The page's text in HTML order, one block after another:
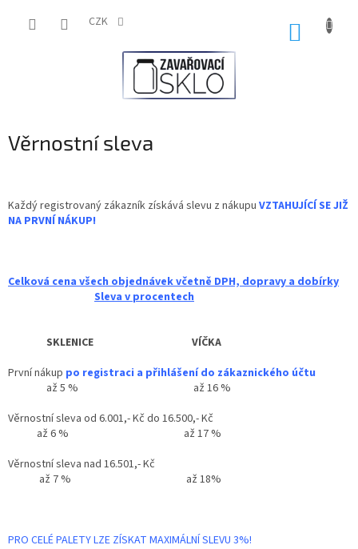
CZK
Věrnostní sleva
Každý registrovaný zákazník získává slevu z nákupu VZTAHUJÍCÍ SE JIŽ
NA PRVNÍ NÁKUP!
Celková cena všech objednávek včetně DPH, dopravy a dobírky
Sleva v procentech
SKLENICE VÍČKA
První nákup po registraci a přihlášení do zákaznického účtu
až 5 % až 16 %
Věrnostní sleva od 6.001,- Kč do 16.500,- Kč
až 6 % až 17 %
Věrnostní sleva nad 16.501,- Kč
až 7 % až 18%
PRO CELÉ PALETY LZE ZÍSKAT MAXIMÁLNÍ SLEVU 3%!